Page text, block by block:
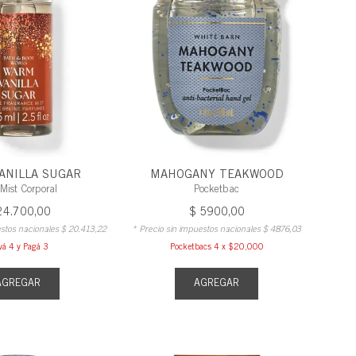
Manos
Pies
Manos
SUGAR
Corporal
.700,00
nacionales $ 20.413, 22
4 y Pagá 3
MAHOGANY TEAKWOOD
Pocketbac
$ 5900,00
* Precio sin impuestos nacionales$ 4876, 03
Pocketbacs 4 x $20,000
AGREGAR